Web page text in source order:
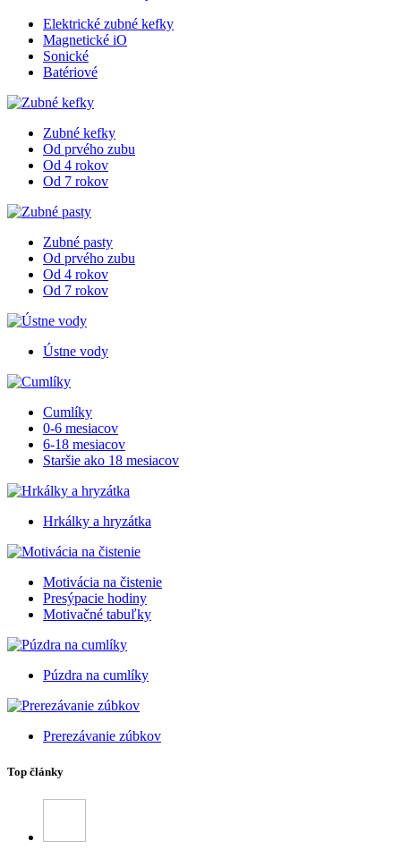
Elektrické zubné kefky
Magnetické iO
Sonické
Batériové
Zubné kefky
Od prvého zubu
Od 4 rokov
Od 7 rokov
Zubné pasty
Od prvého zubu
Od 4 rokov
Od 7 rokov
Ústne vody
Cumlíky
0-6 mesiacov
6-18 mesiacov
Staršie ako 18 mesiacov
Hrkálky a hryzátka
Motivácia na čistenie
Presýpacie hodiny
Motivačné tabuľky
Púzdra na cumlíky
Prerezávanie zúbkov
Top články